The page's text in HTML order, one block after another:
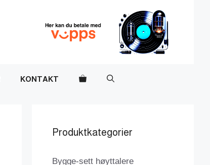
KONTAKT
Produktkategorier
Bygge-sett høyttalere